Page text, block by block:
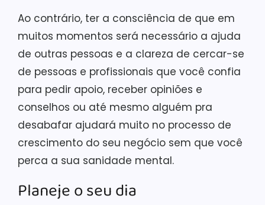
Ao contrário, ter a consciência de que em
muitos momentos será necessário a ajuda
de outras pessoas e a clareza de cercar-se
de pessoas e profissionais que você confia
para pedir apoio, receber opiniões e
conselhos ou até mesmo alguém pra
desabafar ajudará muito no processo de
crescimento do seu negócio sem que você
perca a sua sanidade mental.
Planeje o seu dia